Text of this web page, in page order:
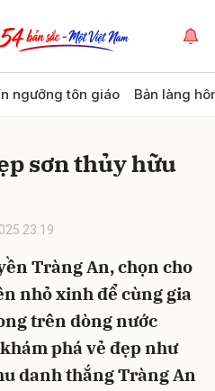
ngưỡng tôn giáo Bản làng
sơn thủy hữu
23:19
Tràng An, chọn cho
nhỏ xinh để cùng gia
trên dòng nước
phá vẻ đẹp như
danh thắng Tràng An
Hủy Gửi